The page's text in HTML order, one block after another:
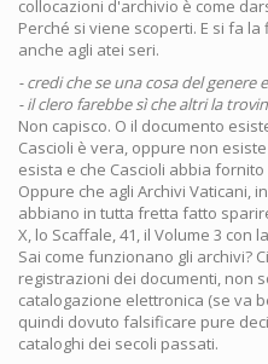
collocazioni d'archivio è come
Perché si viene scoperti. E si fa
anche agli atei seri.
- credi che se una cosa del genere
- il clero farebbe sì che altri la
Non capisco. O il documento
Cascioli è vera, oppure non
esista e che Cascioli abbia
Oppure che agli Archivi Vaticani,
abbiano in tutta fretta fatto
X, lo Scaffale, 41, il Volume 3 con
Sai come funzionano gli archivi?
registrazioni dei documenti, non
catalogazione elettronica (se va
quindi dovuto falsificare pure
cataloghi dei secoli passati.